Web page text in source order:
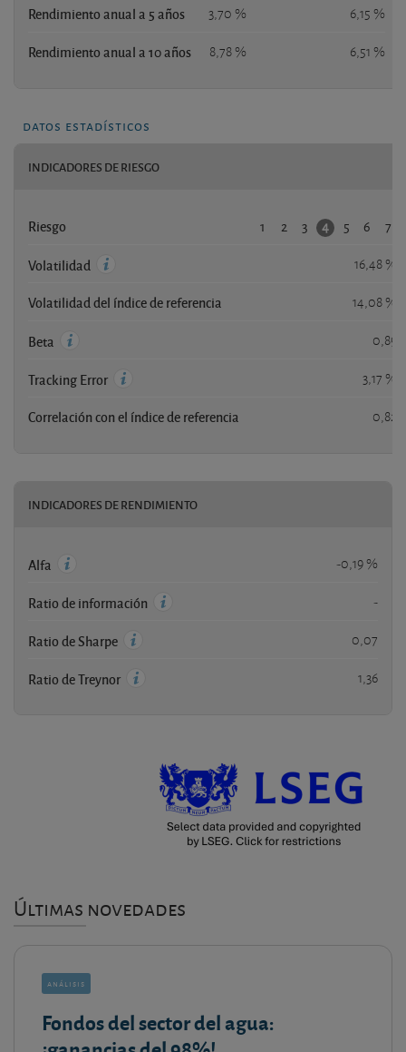
Rendimiento anual a 5 años 3,70 % 6,15 %
Rendimiento anual a 10 años 8,78 % 6,51 %
datos estadísticos
INDICADORES DE RIESGO
Riesgo 1 2 3 4 5 6 7
Volatilidad 16,48 %
Volatilidad del índice de referencia 14,08 %
Beta 0,89
Tracking Error 3,17 %
Correlación con el índice de referencia 0,82
INDICADORES DE RENDIMIENTO
Alfa -0,19 %
Ratio de información -
Ratio de Sharpe 0,07
Ratio de Treynor 1,36
Últimas novedades
análisis
Fondos del sector del agua: